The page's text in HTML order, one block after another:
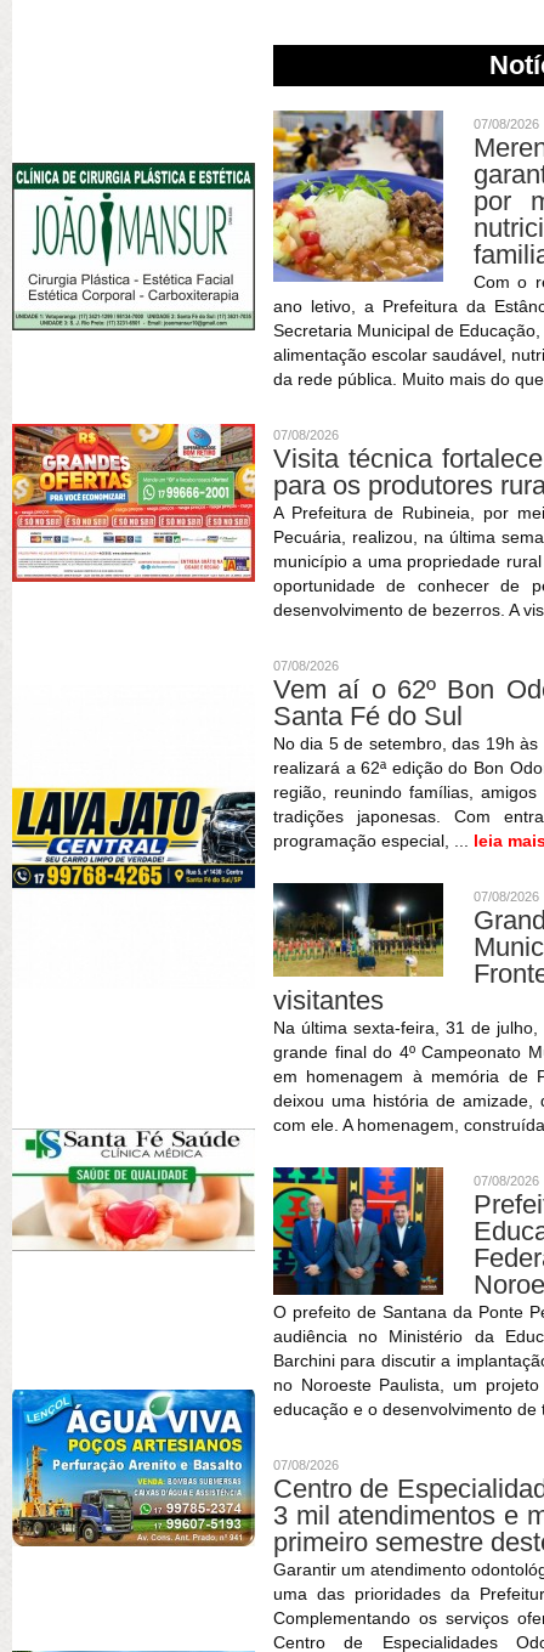
07/08/2026
por
Com o
ano letivo, a Prefeitura da
Secretaria Municipal de
alimentação escolar saudável,
da rede pública. Muito mais do
07/08/2026
Visita técnica
para os produtores
A Prefeitura de Rubineia, por
Pecuária, realizou, na última
município a uma propriedade
oportunidade de conhecer de
desenvolvimento de bezerros. A
07/08/2026
Vem aí o 62º Bon
Santa Fé do Sul
No dia 5 de setembro, das 19h
realizará a 62ª edição do Bon
região, reunindo famílias,
tradições japonesas. Com
programação especial, ... leia
07/08/2026
visitantes
Na última sexta-feira, 31 de
grande final do 4º Campeonato
em homenagem à memória de
deixou uma história de
com ele. A homenagem,
07/08/2026
O prefeito de Santana da Ponte
audiência no Ministério da
Barchini para discutir a
no Noroeste Paulista, um
educação e o desenvolvimento
07/08/2026
Centro de
3 mil atendimentos e
primeiro semestre
Garantir um atendimento
uma das prioridades da
Complementando os serviços
Centro de Especialidades